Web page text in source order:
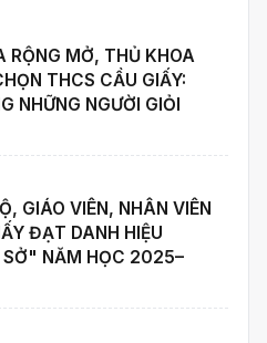
RỘNG MỞ, THỦ KHOA
THCS CẦU GIẤY:
NHỮNG NGƯỜI GIỎI
GIÁO VIÊN, NHÂN VIÊN
ĐẠT DANH HIỆU
NĂM HỌC 2025–